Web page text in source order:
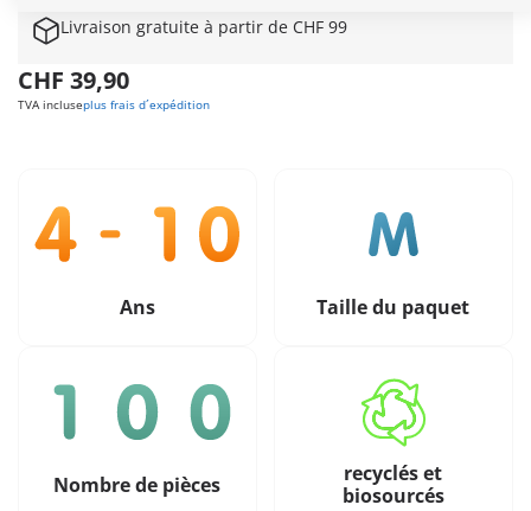
Livraison gratuite à partir de CHF 99
CHF 39,90
TVA incluseplus frais d´expédition
Ans Taille du paquet
Nombre de pièces
recyclés et
biosourcés